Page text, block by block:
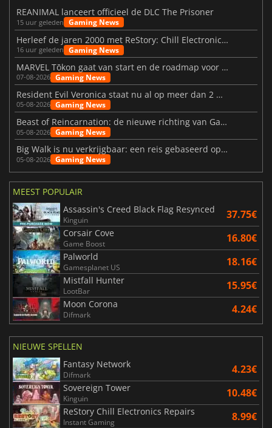
REANIMAL lanceert officieel de DLC The Prisoner
15 uur geleden Gaming News
Herleef de jaren 2000 met ReStory: Chill Electronics Repairs
16 uur geleden Gaming News
MARVEL Tōkon gaat van start en de roadmap voor jaar 1 is bekendgemaakt
07-08-2026 Gaming News
Resident Evil Veronica staat nu al op meer dan 2 miljoen verlanglijstjes
05-08-2026 Gaming News
Beast of Reincarnation: de nieuwe richting van Game Freak
05-08-2026 Gaming News
Big Walk is nu verkrijgbaar: een reis gebaseerd op vriendschap
05-08-2026 Gaming News
MEEST POPULAIR
Assassin's Creed Black Flag Resynced
Kinguin 37.75€
Corsair Cove
Game Boost 16.80€
Palworld
Gamesplanet US 18.16€
Mistfall Hunter
LootBar 15.95€
Moon Corona
Difmark 4.24€
NIEUWE SPELLEN
Fantasy Network
Difmark 4.23€
Sovereign Tower
Kinguin 10.48€
ReStory Chill Electronics Repairs
Instant Gaming 8.99€